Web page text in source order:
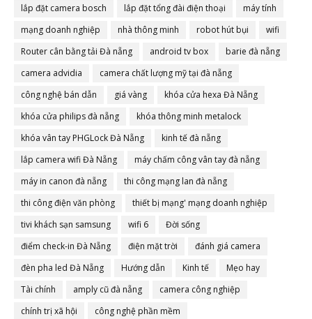
lắp đặt camera bosch
lắp đặt tổng đài điện thoại
máy tính
mạng doanh nghiệp
nhà thông minh robot hút bụi
wifi
Router cân bằng tải Đà nẵng
android tv box
barie đà nẵng
camera advidia
camera chất lượng mỹ tại đà nẵng
công nghệ bán dẫn
giá vàng
khóa cửa hexa Đà Nẵng
khóa cửa philips đà nẵng
khóa thông minh metalock
khóa vân tay PHGLock Đà Nẵng
kinh tế đà nẵng
lắp camera wifi Đà Nẵng
máy chấm công vân tay đà nẵng
máy in canon đà nẵng
thi công mạng lan đà nẵng
thi công điện văn phòng
thiết bị mạng' mạng doanh nghiệp
tivi khách sạn samsung
wifi 6
Đời sống
điểm check-in Đà Nẵng
điện mặt trời
đánh giá camera
đèn pha led Đà Nẵng
Hướng dẫn Kinh tế
Mẹo hay
Tài chính
amply cũ đà nẵng
camera công nghiệp
chính trị xã hội
công nghệ phần mềm